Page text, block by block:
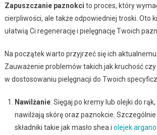
Zapuszczanie paznokci to proces, który
cierpliwości, ale także odpowiedniej troski. Oto
ułatwią Ci regenerację i pielęgnację Twoich
Na początek warto przyjrzeć się ich aktualnemu
Zauważenie problemów takich jak kruchość
w dostosowaniu pielęgnacji do Twoich
Nawilżanie: Sięgaj po kremy lub olejki do
nawilżają skórę oraz paznokcie. Szczególnie
składniki takie jak masło shea i olejek